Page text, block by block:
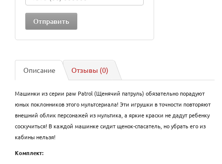
Описание Отзывы (0)
Машинки из серии paw Patrol (Щенячий патруль) обязательно порадуют
юных поклонников этого мультсериала! Эти игрушки в точности повторяют
внешний облик персонажей из мультика, а яркие краски не дадут ребенку
соскучиться! В каждой машинке сидит щенок-спасатель, но убрать его из
кабины нельзя!
Комплект: